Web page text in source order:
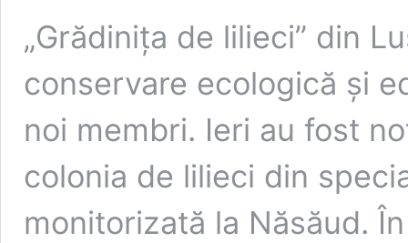
„Grădinița de lilieci” din
conservare ecologică și
noi membri. Ieri au fost
colonia de lilieci din
monitorizată la Năsăud.